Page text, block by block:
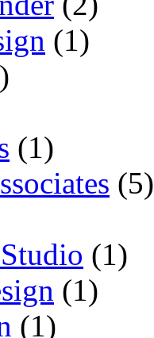
(1)
(1)
(5)
(1)
(1)
(1)